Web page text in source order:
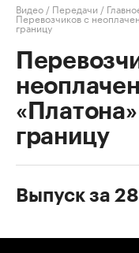
Видео / Передачи /
Перевозчиков с
границу
границу
Выпуск за